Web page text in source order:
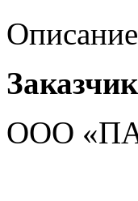
Описание
ООО